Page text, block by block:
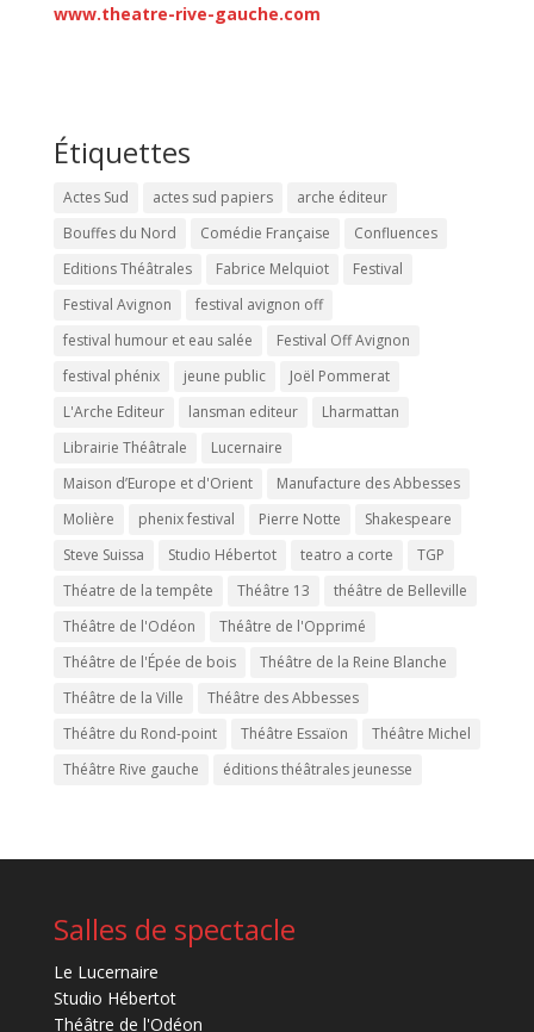
www.theatre-rive-gauche.com
Étiquettes
Actes Sud actes sud papiers
arche éditeur
Bouffes du Nord
Comédie Française
Confluences
Editions Théâtrales
Fabrice Melquiot
Festival
Festival Avignon
festival avignon off
festival humour et eau salée
Festival Off Avignon
festival phénix
jeune public
Joël Pommerat
L'Arche Editeur
lansman editeur
Lharmattan
Librairie Théâtrale
Lucernaire
Maison d’Europe et d'Orient
Manufacture des Abbesses
Molière
phenix festival Pierre Notte
Shakespeare
Steve Suissa
Studio Hébertot teatro a corte
TGP
Théatre de la tempête
Théâtre 13
théâtre de Belleville
Théâtre de l'Odéon
Théâtre de l'Opprimé
Théâtre de l'Épée de bois
Théâtre de la Reine Blanche
Théâtre de la Ville
Théâtre des Abbesses
Théâtre du Rond-point
Théâtre Essaïon
Théâtre Michel
Théâtre Rive gauche
éditions théâtrales jeunesse
Salles de spectacle
Le Lucernaire
Studio Hébertot
Théâtre de l'Odéon